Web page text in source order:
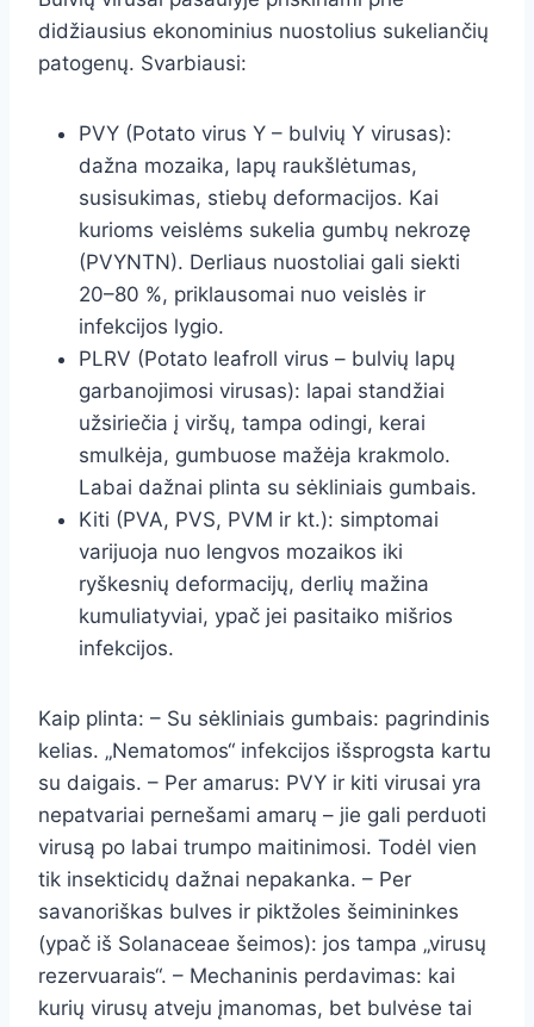
didžiausius ekonominius nuostolius sukeliančių
patogenų. Svarbiausi:
PVY (Potato virus Y – bulvių Y virusas):
dažna mozaika, lapų raukšlėtumas,
susisukimas, stiebų deformacijos. Kai
kurioms veislėms sukelia gumbų nekrozę
(PVYNTN). Derliaus nuostoliai gali siekti
20–80 %, priklausomai nuo veislės ir
infekcijos lygio.
PLRV (Potato leafroll virus – bulvių lapų
garbanojimosi virusas): lapai standžiai
užsiriečia į viršų, tampa odingi, kerai
smulkėja, gumbuose mažėja krakmolo.
Labai dažnai plinta su sėkliniais gumbais.
Kiti (PVA, PVS, PVM ir kt.): simptomai
varijuoja nuo lengvos mozaikos iki
ryškesnių deformacijų, derlių mažina
kumuliatyviai, ypač jei pasitaiko mišrios
infekcijos.
Kaip plinta: – Su sėkliniais gumbais: pagrindinis
kelias. „Nematomos“ infekcijos išsprogsta kartu
su daigais. – Per amarus: PVY ir kiti virusai yra
nepatvariai pernešami amarų – jie gali perduoti
virusą po labai trumpo maitinimosi. Todėl vien
tik insekticidų dažnai nepakanka. – Per
savanoriškas bulves ir piktžoles šeimininkes
(ypač iš Solanaceae šeimos): jos tampa „virusų
rezervuarais“. – Mechaninis perdavimas: kai
kurių virusų atveju įmanomas, bet bulvėse tai